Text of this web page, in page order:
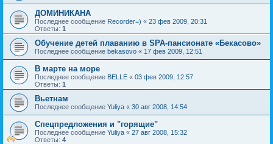
ДОМИНИКАНА
Последнее сообщение Recorder=) « 23 фев 2009, 20:31
Ответы: 1
Обучение детей плаванию в SPA-пансионате «Бекасово»
Последнее сообщение bekasovo « 17 фев 2009, 12:51
В марте на море
Последнее сообщение BELLE « 03 фев 2009, 12:57
Ответы: 1
Вьетнам
Последнее сообщение Yuliya « 30 авг 2008, 14:54
Спецпредложения и "горящие"
Последнее сообщение Yuliya « 27 авг 2008, 15:32
Ответы: 4